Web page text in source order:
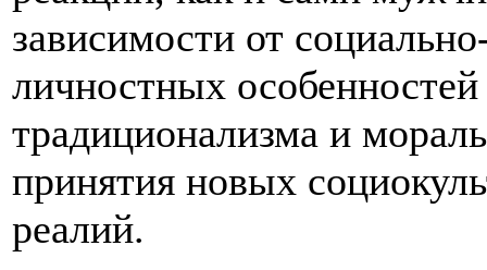
зависимости от
личностных
традиционализма и
принятия новых
реалий.